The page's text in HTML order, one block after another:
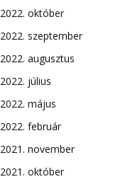
2022. október
2022. szeptember
2022. augusztus
2022. július
2022. május
2022. február
2021. november
2021. október